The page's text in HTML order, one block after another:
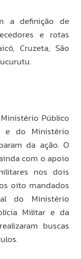
a definição de
e rotas
Cruzeta, São
Público
e do Ministério
da ação. O
com o apoio
nos dois
oito mandados
do Ministério
Militar e da
buscas